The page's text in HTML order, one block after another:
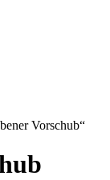
Vorschub“